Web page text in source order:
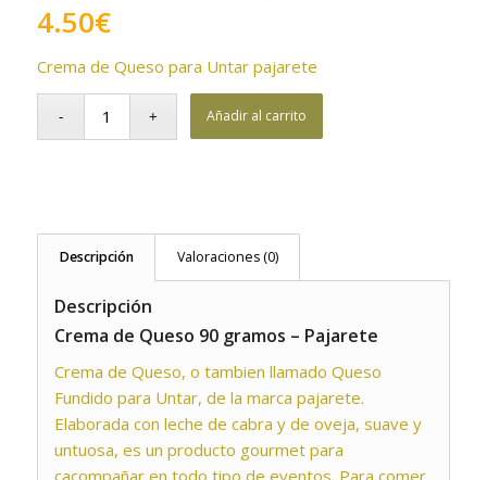
4.50€
Crema de Queso para Untar pajarete
Añadir al carrito
Descripción Valoraciones (0)
Descripción
Crema de Queso 90 gramos – Pajarete
Crema de Queso, o tambien llamado Queso
Fundido para Untar, de la marca pajarete.
Elaborada con leche de cabra y de oveja, suave y
untuosa, es un producto gourmet para